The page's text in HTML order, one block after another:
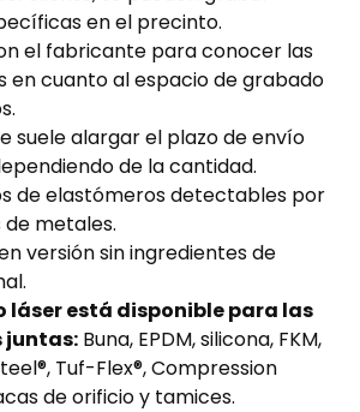
en el precinto.
el fabricante para conocer las
en cuanto al espacio de grabado
suele alargar el plazo de envío
de la cantidad.
de elastómeros detectables por
metales.
versión sin ingredientes de
láser está disponible para las
juntas: Buna, EPDM, silicona, FKM,
Tuf-Flex®, Compression
de orificio y tamices.